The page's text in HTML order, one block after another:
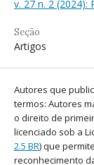
v. 27 n. 2 (2024):
Seção
Artigos
Autores que
termos: Autores
o direito de
licenciado sob a
2.5 BR) que
reconhecimento